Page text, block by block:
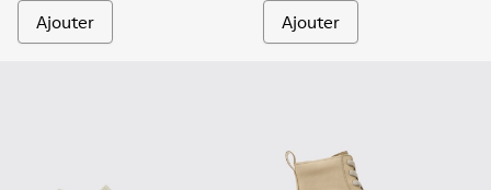
Ajouter Ajouter